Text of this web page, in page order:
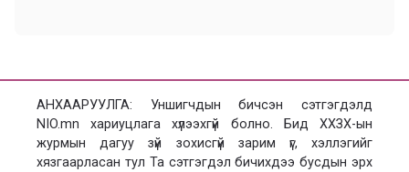
АНХААРУУЛГА: Уншигчдын бичсэн сэтгэгдэлд
NIO.mn хариуцлага хүлээхгүй болно. Бид ХХЗХ-ын
журмын дагуу зүй зохисгүй зарим үг, хэллэгийг
хязгаарласан тул Та сэтгэгдэл бичихдээ бусдын эрх